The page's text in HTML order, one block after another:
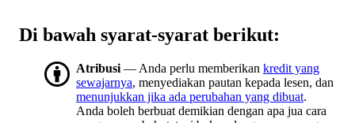
Di bawah syarat-syarat berikut:
Atribusi — Anda perlu memberikan kredit yang
sewajarnya, menyediakan pautan kepada lesen, dan
menunjukkan jika ada perubahan yang dibuat.
Anda boleh berbuat demikian dengan apa jua cara